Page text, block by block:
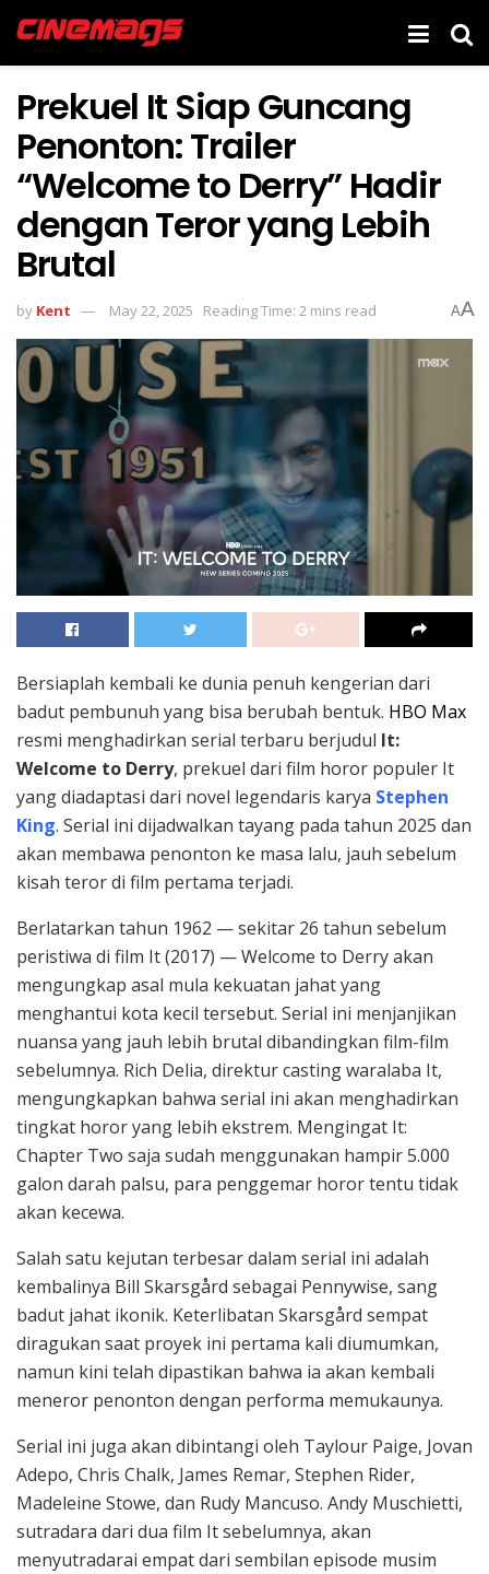
Prekuel It Siap Guncang
Penonton: Trailer
“Welcome to Derry” Hadir
dengan Teror yang Lebih
Brutal
by Kent May 22, 2025 Reading Time: 2 mins read AA
Bersiaplah kembali ke dunia penuh kengerian dari
badut pembunuh yang bisa berubah bentuk. HBO Max
resmi menghadirkan serial terbaru berjudul It:
Welcome to Derry, prekuel dari film horor populer It
yang diadaptasi dari novel legendaris karya Stephen
King. Serial ini dijadwalkan tayang pada tahun 2025 dan
akan membawa penonton ke masa lalu, jauh sebelum
kisah teror di film pertama terjadi.
Berlatarkan tahun 1962 — sekitar 26 tahun sebelum
peristiwa di film It (2017) — Welcome to Derry akan
mengungkap asal mula kekuatan jahat yang
menghantui kota kecil tersebut. Serial ini menjanjikan
nuansa yang jauh lebih brutal dibandingkan film-film
sebelumnya. Rich Delia, direktur casting waralaba It,
mengungkapkan bahwa serial ini akan menghadirkan
tingkat horor yang lebih ekstrem. Mengingat It:
Chapter Two saja sudah menggunakan hampir 5.000
galon darah palsu, para penggemar horor tentu tidak
akan kecewa.
Salah satu kejutan terbesar dalam serial ini adalah
kembalinya Bill Skarsgård sebagai Pennywise, sang
badut jahat ikonik. Keterlibatan Skarsgård sempat
diragukan saat proyek ini pertama kali diumumkan,
namun kini telah dipastikan bahwa ia akan kembali
meneror penonton dengan performa memukaunya.
Serial ini juga akan dibintangi oleh Taylour Paige, Jovan
Adepo, Chris Chalk, James Remar, Stephen Rider,
Madeleine Stowe, dan Rudy Mancuso. Andy Muschietti,
sutradara dari dua film It sebelumnya, akan
menyutradarai empat dari sembilan episode musim